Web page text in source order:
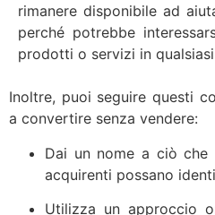
rimanere disponibile ad
perché potrebbe
prodotti o servizi in
Inoltre, puoi seguire questi
a convertire senza vendere:
Dai un nome a ciò
acquirenti possano
Utilizza un approccio